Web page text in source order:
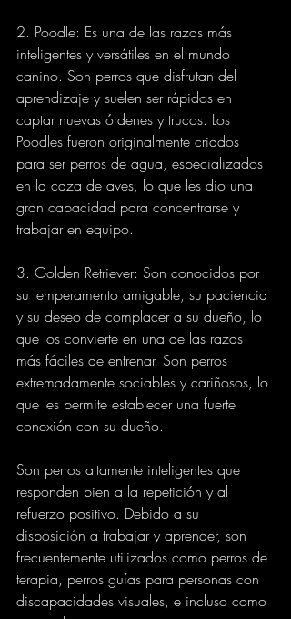
2. Poodle: Es una de las razas más
inteligentes y versátiles en el mundo
canino. Son perros que disfrutan del
aprendizaje y suelen ser rápidos en
captar nuevas órdenes y trucos. Los
Poodles fueron originalmente criados
para ser perros de agua, especializados
en la caza de aves, lo que les dio una
gran capacidad para concentrarse y
trabajar en equipo.
3. Golden Retriever: Son conocidos por
su temperamento amigable, su paciencia
y su deseo de complacer a su dueño, lo
que los convierte en una de las razas
más fáciles de entrenar. Son perros
extremadamente sociables y cariñosos, lo
que les permite establecer una fuerte
conexión con su dueño.
Son perros altamente inteligentes que
responden bien a la repetición y al
refuerzo positivo. Debido a su
disposición a trabajar y aprender, son
frecuentemente utilizados como perros de
terapia, perros guías para personas con
discapacidades visuales, e incluso como